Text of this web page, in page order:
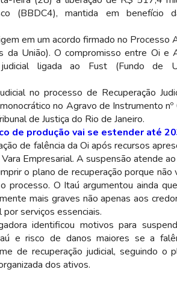
(BBDC4), mantida em benefício
em um acordo firmado no
da União). O compromisso entre Oi e
ligada ao Fust (Fundo de
no processo de Recuperação
no Agravo de Instrumento
de Justiça do Rio de Janeiro.
de produção vai se estender até
de falência da Oi após recursos
Empresarial. A suspensão atende
o plano de recuperação porque
processo. O Itaú argumentou ainda
mais graves não apenas aos
serviços essenciais.
identificou motivos para
e risco de danos maiores se a
de recuperação judicial, seguindo o
dos ativos.